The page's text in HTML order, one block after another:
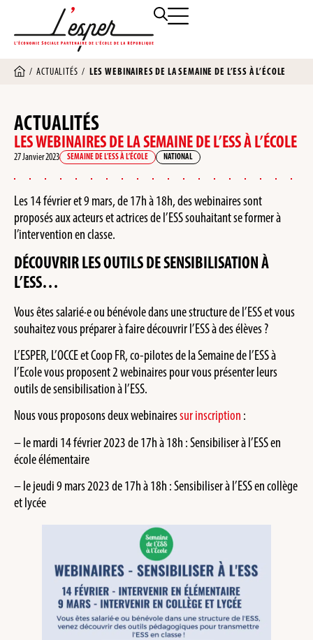
/ACTUALITÉS / LES WEBINAIRES DE LA SEMAINE DE L’ESS À L’ÉCOLE
ACTUALITÉS
LES WEBINAIRES DE LA SEMAINE DE L’ESS À L’ÉCOLE
27 Janvier 2023 SEMAINE DE L’ESS À L’ÉCOLE NATIONAL
Les 14 février et 9 mars, de 17h à 18h, des webinaires sont
proposés aux acteurs et actrices de l’ESS souhaitant se former à
l’intervention en classe.
DÉCOUVRIR LES OUTILS DE SENSIBILISATION À
L’ESS…
Vous êtes salarié·e ou bénévole dans une structure de l’ESS et vous
souhaitez vous préparer à faire découvrir l’ESS à des élèves ?
L’ESPER, L’OCCE et Coop FR, co-pilotes de la Semaine de l’ESS à
l’Ecole vous proposent 2 webinaires pour vous présenter leurs
outils de sensibilisation à l’ESS.
Nous vous proposons deux webinairessur inscription :
– le mardi 14 février 2023 de 17h à 18h : Sensibiliser à l’ESS en
école élémentaire
– le jeudi 9 mars 2023 de 17h à 18h : Sensibiliser à l’ESS en collège
et lycée